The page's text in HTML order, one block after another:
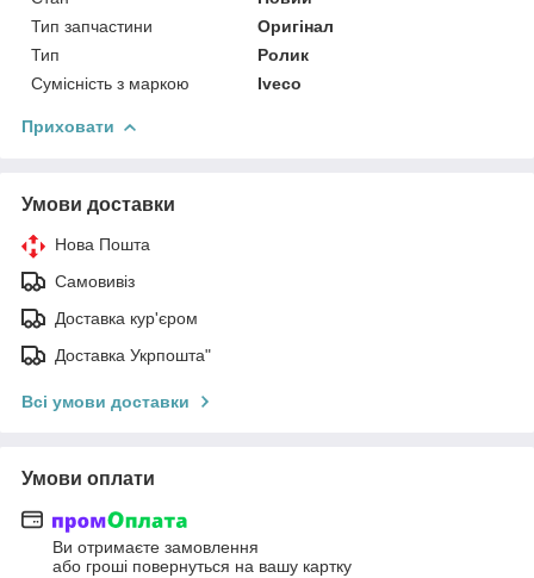
Тип запчастини
Оригінал
Тип
Ролик
Сумісність з маркою
Iveco
Приховати
Умови доставки
Нова Пошта
Самовивіз
Доставка кур'єром
Доставка Укрпошта"
Всі умови доставки
Умови оплати
Ви отримаєте замовлення
або гроші повернуться на вашу картку